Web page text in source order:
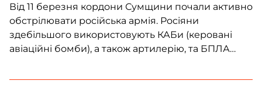
Від 11 березня кордони Сумщини почали активно
обстрілювати російська армія. Росіяни
здебільшого використовують КАБи (керовані
авіаційні бомби), а також артилерію, та БПЛА
сіл зазнали значних руйнувань. Почалася масова